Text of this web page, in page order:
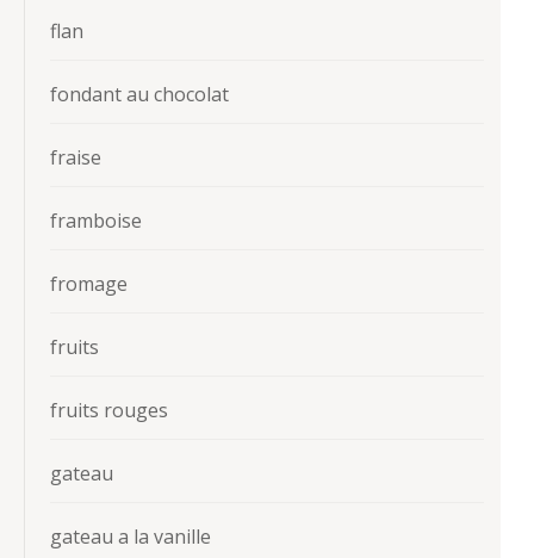
flan
fondant au chocolat
fraise
framboise
fromage
fruits
fruits rouges
gateau
gateau a la vanille